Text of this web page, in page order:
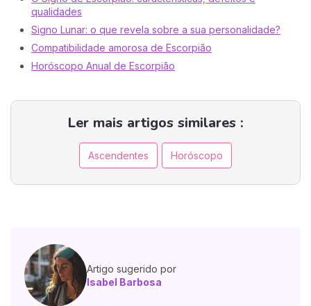
qualidades
Signo Lunar: o que revela sobre a sua personalidade?
Compatibilidade amorosa de Escorpião
Horóscopo Anual de Escorpião
Ler mais artigos similares :
Ascendentes Horóscopo
Artigo sugerido por
Isabel Barbosa